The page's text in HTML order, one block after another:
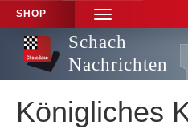
SHOP
TOGGLE
NAVIGATION
Schach
Nachrichten
Königliches